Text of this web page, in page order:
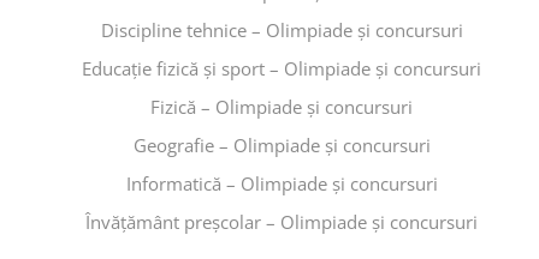
Discipline tehnice – Olimpiade și concursuri
Educaţie fizică şi sport – Olimpiade și concursuri
Fizică – Olimpiade și concursuri
Geografie – Olimpiade și concursuri
Informatică – Olimpiade și concursuri
Învăţământ preşcolar – Olimpiade și concursuri